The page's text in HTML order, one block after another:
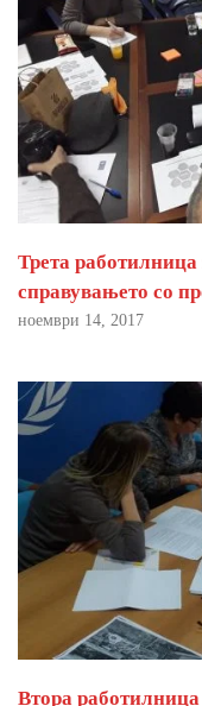
Трета
справувањето со
ноември 14, 2017
Втора